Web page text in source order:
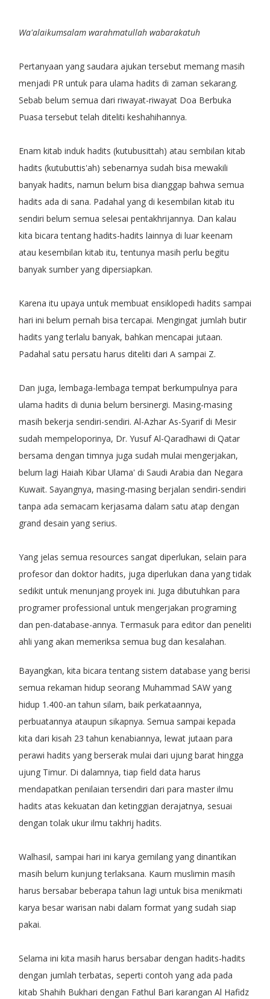
Wa'alaikumsalam warahmatullah wabarakatuh
Pertanyaan yang saudara ajukan tersebut memang masih
menjadi PR untuk para ulama hadits di zaman sekarang.
Sebab belum semua dari riwayat-riwayat Doa Berbuka
Puasa tersebut telah diteliti keshahihannya.
Enam kitab induk hadits (kutubusittah) atau sembilan kitab
hadits (kutubuttis'ah) sebenarnya sudah bisa mewakili
banyak hadits, namun belum bisa dianggap bahwa semua
hadits ada di sana. Padahal yang di kesembilan kitab itu
sendiri belum semua selesai pentakhrijannya. Dan kalau
kita bicara tentang hadits-hadits lainnya di luar keenam
atau kesembilan kitab itu, tentunya masih perlu begitu
banyak sumber yang dipersiapkan.
Karena itu upaya untuk membuat ensiklopedi hadits sampai
hari ini belum pernah bisa tercapai. Mengingat jumlah butir
hadits yang terlalu banyak, bahkan mencapai jutaan.
Padahal satu persatu harus diteliti dari A sampai Z.
Dan juga, lembaga-lembaga tempat berkumpulnya para
ulama hadits di dunia belum bersinergi. Masing-masing
masih bekerja sendiri-sendiri. Al-Azhar As-Syarif di Mesir
sudah mempeloporinya, Dr. Yusuf Al-Qaradhawi di Qatar
bersama dengan timnya juga sudah mulai mengerjakan,
belum lagi Haiah Kibar Ulama' di Saudi Arabia dan Negara
Kuwait. Sayangnya, masing-masing berjalan sendiri-sendiri
tanpa ada semacam kerjasama dalam satu atap dengan
grand desain yang serius.
Yang jelas semua resources sangat diperlukan, selain para
profesor dan doktor hadits, juga diperlukan dana yang tidak
sedikit untuk menunjang proyek ini. Juga dibutuhkan para
programer professional untuk mengerjakan programing
dan pen-database-annya. Termasuk para editor dan peneliti
ahli yang akan memeriksa semua bug dan kesalahan.
Bayangkan, kita bicara tentang sistem database yang berisi
semua rekaman hidup seorang Muhammad SAW yang
hidup 1.400-an tahun silam, baik perkataannya,
perbuatannya ataupun sikapnya. Semua sampai kepada
kita dari kisah 23 tahun kenabiannya, lewat jutaan para
perawi hadits yang berserak mulai dari ujung barat hingga
ujung Timur. Di dalamnya, tiap field data harus
mendapatkan penilaian tersendiri dari para master ilmu
hadits atas kekuatan dan ketinggian derajatnya, sesuai
dengan tolak ukur ilmu takhrij hadits.
Walhasil, sampai hari ini karya gemilang yang dinantikan
masih belum kunjung terlaksana. Kaum muslimin masih
harus bersabar beberapa tahun lagi untuk bisa menikmati
karya besar warisan nabi dalam format yang sudah siap
pakai.
Selama ini kita masih harus bersabar dengan hadits-hadits
dengan jumlah terbatas, seperti contoh yang ada pada
kitab Shahih Bukhari dengan Fathul Bari karangan Al Hafidz